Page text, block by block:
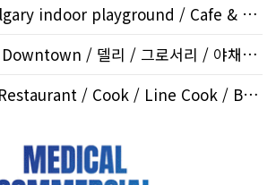
Hide n Seek calgary indoor playground / Cafe & Kitchen / ..
H mart Calgary Downtown / 델리 / 그로서리 / 야채부 / 13..
Korean Village Restaurant / Cook / Line Cook / Beltline